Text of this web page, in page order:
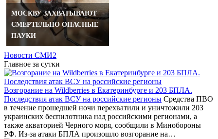
МОСКВУ ЗАХВАТЫВАЮТ
СМЕРТЕЛЬНО ОПАСНЫЕ
ПАУКИ
Новости СМИ2
Главное за сутки
Возгорание на Wildberries в Екатеринбурге и 203 БПЛА.
Последствия атак ВСУ на российские регионы Средства ПВО
в течение прошедшей ночи перехватили и уничтожили 203
украинских беспилотника над российскими регионами, а
также акваторией Черного моря, сообщили в Минобороны
РФ. Из-за атаки БПЛА произошло возгорание на…